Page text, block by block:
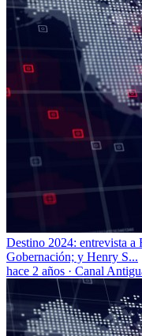
Destino 2024: entrevista a
Gobernación; y Henry S...
hace 2 años · Canal